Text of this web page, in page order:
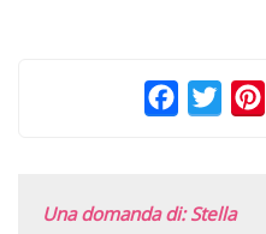
Facebook
Una domanda di: Stella